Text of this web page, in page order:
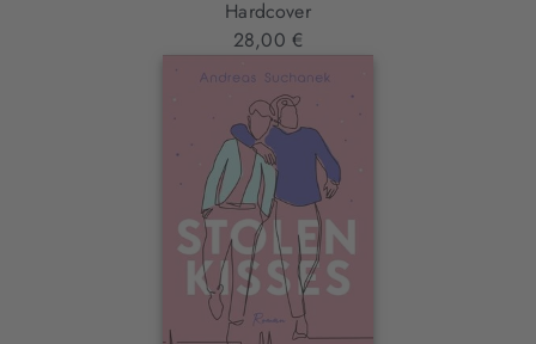
Hardcover
28,00 €